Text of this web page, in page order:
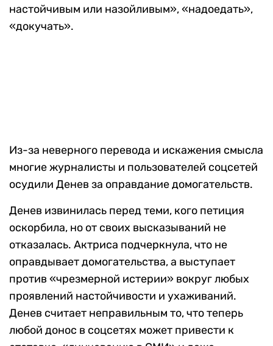
настойчивым или назойливым», «надоедать»,
«докучать».
Из-за неверного перевода и искажения смысла
многие журналисты и пользователей соцсетей
осудили Денев за оправдание домогательств.
Денев извинилась перед теми, кого петиция
оскорбила, но от своих высказываний не
отказалась. Актриса подчеркнула, что не
оправдывает домогательства, а выступает
против «чрезмерной истерии» вокруг любых
проявлений настойчивости и ухаживаний.
Денев считает неправильным то, что теперь
любой донос в соцсетях может привести к